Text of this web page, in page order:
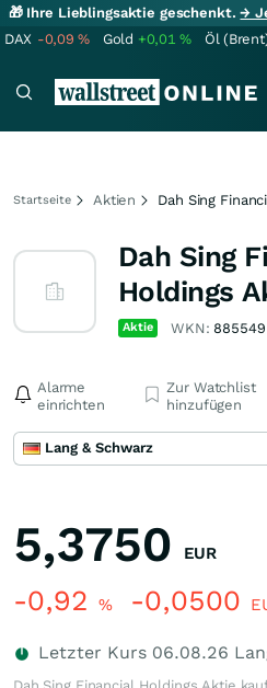
🎁 Ihre Lieblingsaktie geschenkt.→
DAX -0,09% Gold +0,01% Öl
Startseite Aktien Dah Sing
Dah Sing
Holdings
Aktie WKN: 885549
Alarme
einrichten
Zur Watchlist
hinzufügen
Lang & Schwarz
5,3750 EUR
-0,92 % -0,0500
Letzter Kurs 06.08.26